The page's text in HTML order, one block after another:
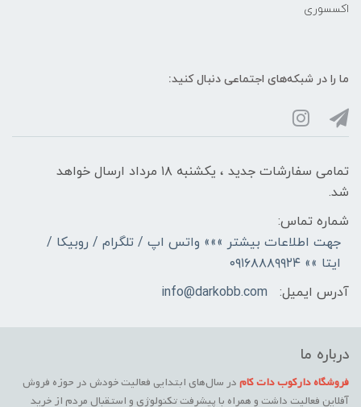
اکسسوری
ما را در شبکه‌های اجتماعی دنبال کنید:
تمامی سفارشات جدید ، یکشنبه ۱۸ مرداد ارسال خواهد
شد.
شماره تماس:
جهت اطلاعات بیشتر »»» واتس اپ / تلگرام / روبیکا /
ایتا »» ۰۹۱۶۸۸۸۹۹۲۴
آدرس ایمیل:
info@darkobb.com
درباره ما
فروشگاه دارکوب دات کامدر سال‌های ابتدایی فعالیت خودش در حوزه فروش
آفلاین فعالیت داشت و همراه با پیشرفت تکنولوژی و استقبال مردم از خرید